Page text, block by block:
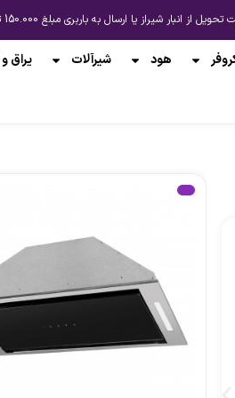
به باربری مبلغ 150.000 تومان به قیمت ها افزوده میگردد
هود شیرآلات یراق